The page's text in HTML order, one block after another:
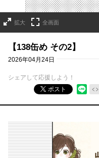
拡大 全画面
【138缶め その2】
2026年04月24日
シェアして応援しよう！
ポスト